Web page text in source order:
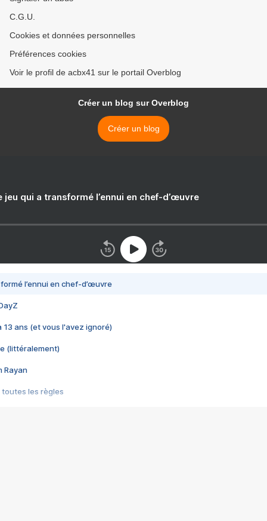
C.G.U.
Cookies et données personnelles
Préférences cookies
Voir le profil de acbx41 sur le portail Overblog
Créer un blog sur Overblog
Créer un blog
jeu qui a transformé l’ennui en chef-d’œuvre
l’ennui en chef-d’œuvre
13 ans (et vous l'avez ignoré)
(littéralement)
Rayan
toutes les règles